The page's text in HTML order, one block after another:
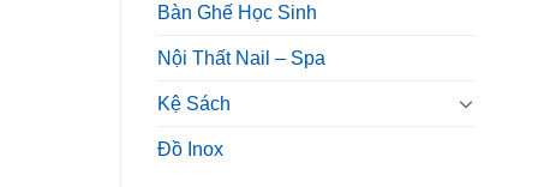
Bàn Ghế Học Sinh
Nội Thất Nail – Spa
Kệ Sách
Đồ Inox